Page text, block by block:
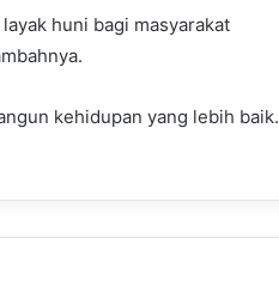
huni bagi masyarakat
kehidupan yang lebih baik.